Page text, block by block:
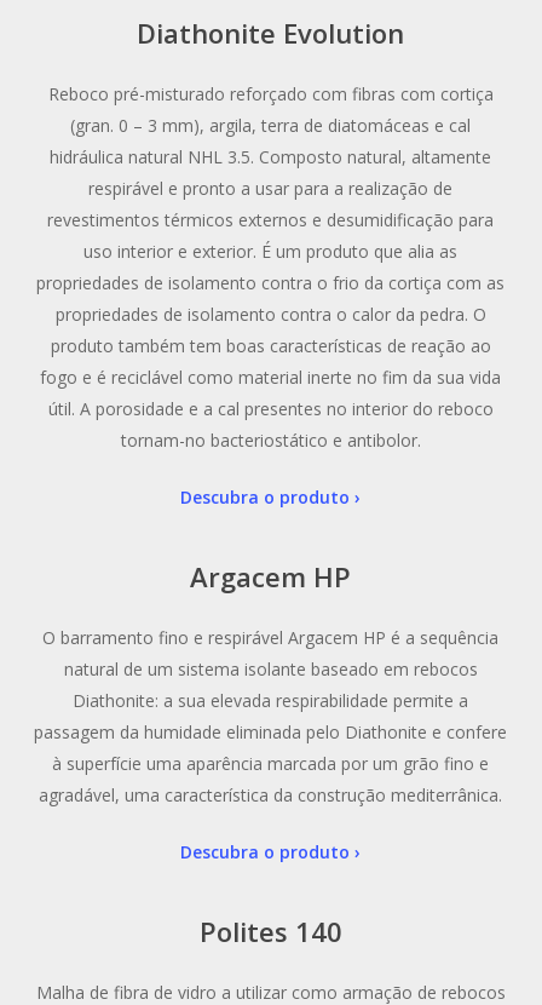
Diathonite Evolution
Reboco pré-misturado reforçado com fibras com cortiça
(gran. 0 – 3 mm), argila, terra de diatomáceas e cal
hidráulica natural NHL 3.5. Composto natural, altamente
respirável e pronto a usar para a realização de
revestimentos térmicos externos e desumidificação para
uso interior e exterior. É um produto que alia as
propriedades de isolamento contra o frio da cortiça com as
propriedades de isolamento contra o calor da pedra. O
produto também tem boas características de reação ao
fogo e é reciclável como material inerte no fim da sua vida
útil. A porosidade e a cal presentes no interior do reboco
tornam-no bacteriostático e antibolor.
Descubra o produto ›
Argacem HP
O barramento fino e respirável Argacem HP é a sequência
natural de um sistema isolante baseado em rebocos
Diathonite: a sua elevada respirabilidade permite a
passagem da humidade eliminada pelo Diathonite e confere
à superfície uma aparência marcada por um grão fino e
agradável, uma característica da construção mediterrânica.
Descubra o produto ›
Polites 140
Malha de fibra de vidro a utilizar como armação de rebocos